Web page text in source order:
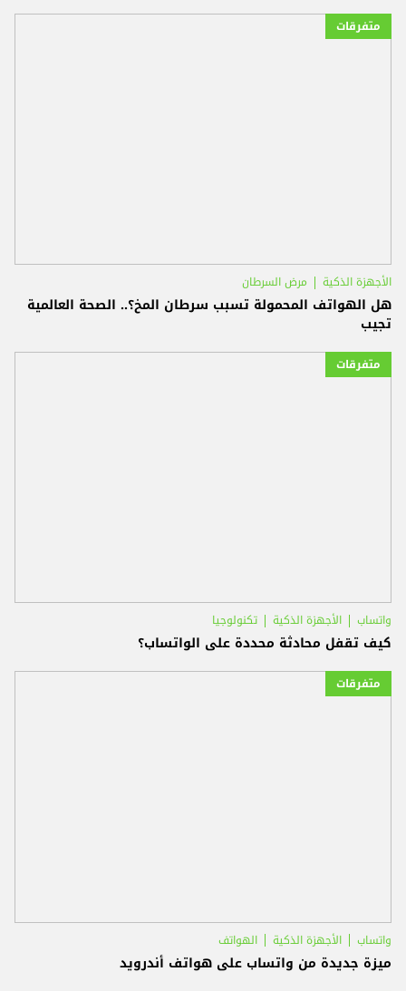
متفرقات
الأجهزة الذكية مرض السرطان
هل الهواتف المحمولة تسبب سرطان المخ؟.. الصحة العالمية
تجيب
متفرقات
واتساب الأجهزة الذكية تكنولوجيا
كيف تقفل محادثة محددة على الواتساب؟
متفرقات
واتساب الأجهزة الذكية الهواتف
ميزة جديدة من واتساب على هواتف أندرويد